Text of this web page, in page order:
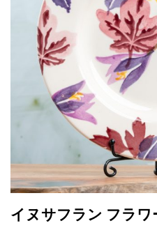
イヌサフラン フラワ